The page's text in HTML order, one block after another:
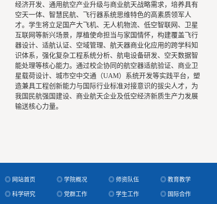
经济开发、通用航空产业升级与商业航天战略需求，培养具有
空天一体、智慧民航、飞行器系统思维特色的高素质领军人
才。学生将立足国产大飞机、无人机物流、低空智联网、卫星
互联网等新兴场景，厚植使命担当与家国情怀，构建覆盖飞行
器设计、适航认证、空域管理、航天器商业化应用的跨学科知
识体系，强化复杂工程系统分析、航电设备研发、空天数据智
能处理等核心能力。通过校企协同的航空器适航验证、商业卫
星载荷设计、城市空中交通（UAM）系统开发等实践平台，塑
造兼具工程创新能力与国际行业标准对接意识的拔尖人才，为
我国民航强国建设、商业航天企业及低空经济新质生产力发展
输送核心力量。
◎ 网站首页 ◎ 学院概况 ◎ 师资队伍 ◎ 教育教学
◎ 科学研究 ◎ 党群工作 ◎ 学生工作 ◎ 国际合作